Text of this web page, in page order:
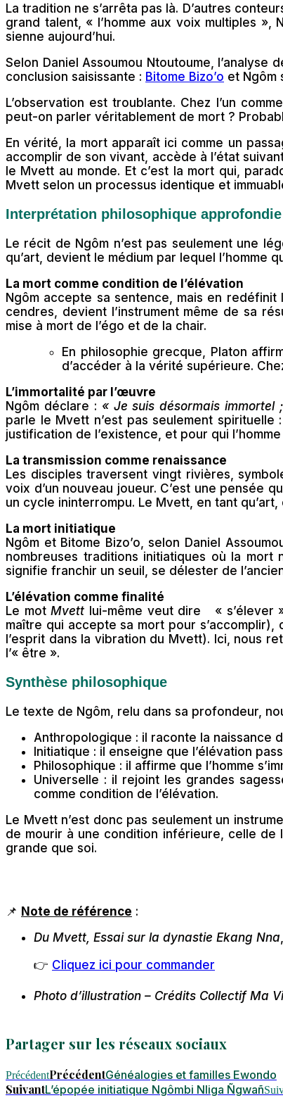
La tradition ne s’arrêta pas là. D’autres
grand talent, « l’homme aux voix multiples
sienne aujourd’hui.
Selon Daniel Assoumou Ntoutoume,
conclusion saisissante : Bitome Bizo’o et Ngôm
L’observation est troublante. Chez l’un
peut-on parler véritablement de mort ?
En vérité, la mort apparaît ici comme un
accomplir de son vivant, accède à l’état
le Mvett au monde. Et c’est la mort qui,
Mvett selon un processus identique et
Interprétation philosophique
Le récit de Ngôm n’est pas seulement une
qu’art, devient le médium par lequel
La mort comme condition de l’élévation
Ngôm accepte sa sentence, mais en
cendres, devient l’instrument même de sa
mise à mort de l’égo et de la chair.
En philosophie grecque, Platon
d’accéder à la vérité supérieure.
L’immortalité par l’œuvre
Ngôm déclare : « Je suis désormais immortel
parle le Mvett n’est pas seulement
justification de l’existence, et pour qui
La transmission comme renaissance
Les disciples traversent vingt rivières,
voix d’un nouveau joueur. C’est une pensée
un cycle ininterrompu. Le Mvett, en tant
La mort initiatique
Ngôm et Bitome Bizo’o, selon Daniel
nombreuses traditions initiatiques où la mort
signifie franchir un seuil, se délester de
L’élévation comme finalité
Le motMvett lui-même veut dire « s’élever
maître qui accepte sa mort pour s’accomplir),
l’esprit dans la vibration du Mvett). Ici, nous
l’« être ».
Synthèse philosophique
Le texte de Ngôm, relu dans sa profondeur,
Anthropologique : il raconte la naissance
Initiatique : il enseigne que l’élévation
Philosophique : il affirme que l’homme
Universelle : il rejoint les grandes
comme condition de l’élévation.
Le Mvett n’est donc pas seulement un
de mourir à une condition inférieure, celle de
grande que soi.
📌 Note de référence :
Du Mvett, Essai sur la dynastie Ekang Nna
👉 Cliquez ici pour commander
Photo d’illustration – Crédits Collectif Ma
Partager sur les réseaux sociaux
PrécédentPrécédentGénéalogies et familles Ewondo
SuivantL’épopée initiatique Ngômbi Nliga Ñgwañ